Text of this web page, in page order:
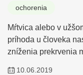
ochorenia
Mŕtvica alebo v
príhoda u človeka
zníženia prekrvenia
10.06.2019